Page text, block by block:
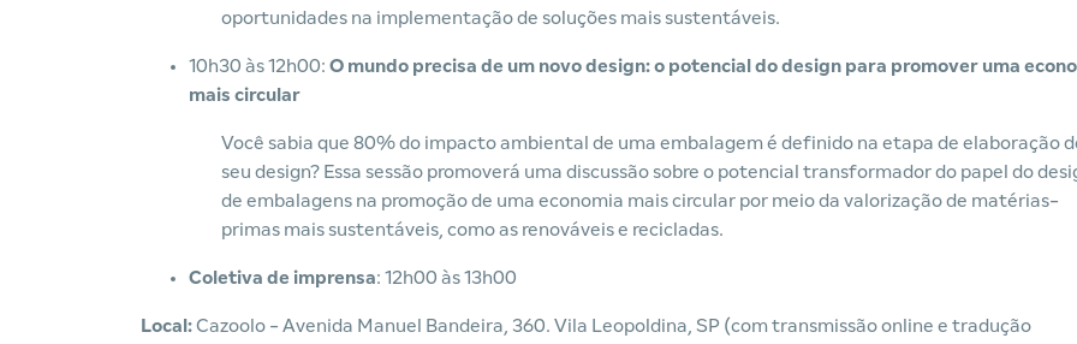
oportunidades na implementação de soluções mais sustentáveis.
10h30 às 12h00: O mundo precisa de um novo design: o potencial do design para promover uma
mais circular
Você sabia que 80% do impacto ambiental de uma embalagem é definido na etapa de elaboração
seu design? Essa sessão promoverá uma discussão sobre o potencial transformador do papel do
de embalagens na promoção de uma economia mais circular por meio da valorização de matérias-
primas mais sustentáveis, como as renováveis e recicladas.
Coletiva de imprensa: 12h00 às 13h00
Local:Cazoolo - Avenida Manuel Bandeira, 360. Vila Leopoldina, SP (com transmissão online e tradução